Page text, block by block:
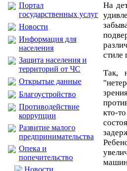
Портал
государственных услуг
Новости
Информация для
населения
Защита населения и
территорий от ЧС
Открытые данные
Благоустройство
Противодействие
коррупции
Развитие малого
предпринимательства
Опека и
попечительство
Новости
На
стиле
Так,
кто-